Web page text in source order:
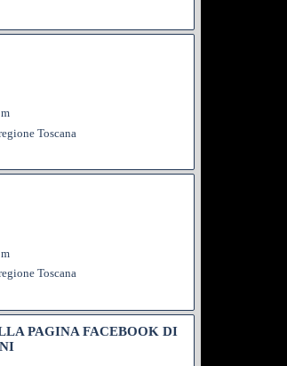
Toscana
Toscana
PAGINA FACEBOOK DI